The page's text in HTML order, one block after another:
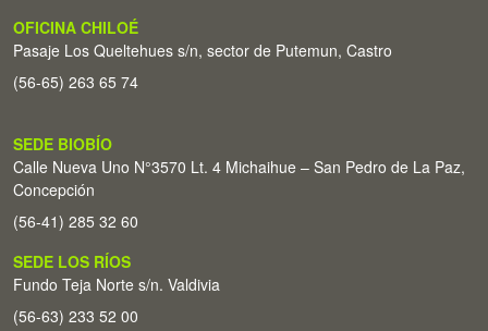
OFICINA CHILOÉ
Pasaje Los Queltehues s/n, sector de Putemun, Castro
(56-65) 263 65 74
SEDE BIOBÍO
Calle Nueva Uno N°3570 Lt. 4 Michaihue – San Pedro de La Paz,
Concepción
(56-41) 285 32 60
SEDE LOS RÍOS
Fundo Teja Norte s/n. Valdivia
(56-63) 233 52 00